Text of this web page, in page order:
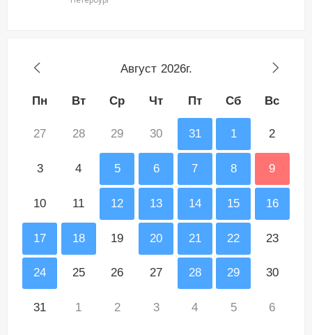
Август 2026г.
Пн Вт Ср Чт Пт Сб Вс
27 28 29 30 31 1 2
3 4 5 6 7 8 9
10 11 12 13 14 15 16
17 18 19 20 21 22 23
24 25 26 27 28 29 30
31 1 2 3 4 5 6